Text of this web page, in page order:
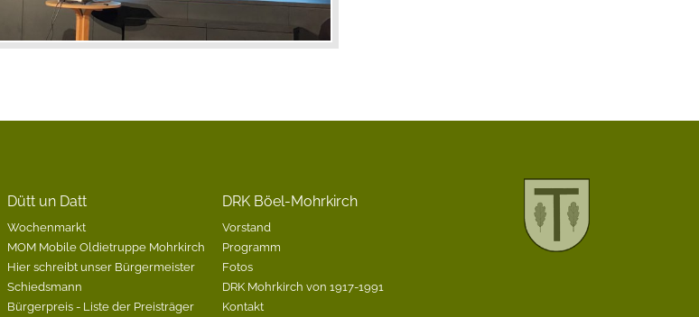
Dütt un Datt
Wochenmarkt
MOM Mobile Oldietruppe Mohrkirch
Hier schreibt unser Bürgermeister
Schiedsmann
Bürgerpreis - Liste der Preisträger
DRK Böel-Mohrkirch
Vorstand
Programm
Fotos
DRK Mohrkirch von 1917-1991
Kontakt